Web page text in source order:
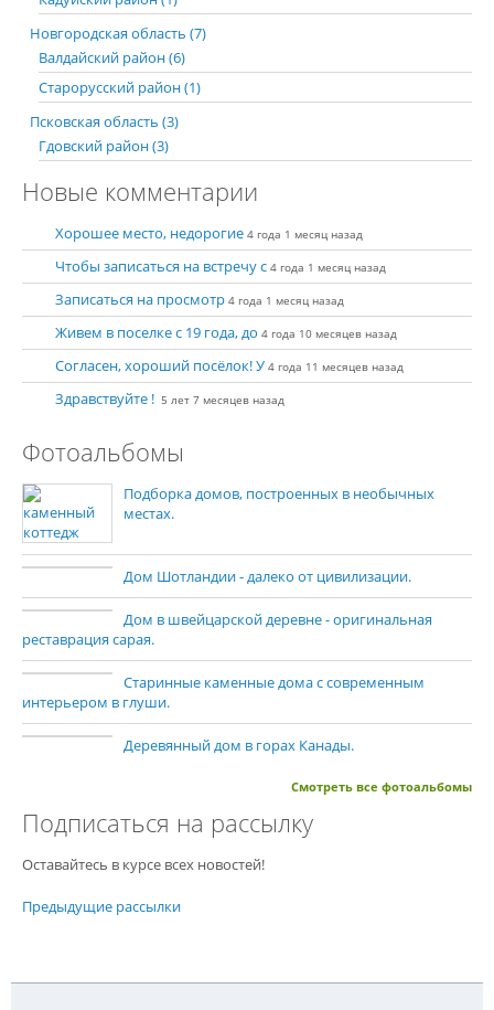
Новгородская область (7)
Валдайский район (6)
Старорусский район (1)
Псковская область (3)
Гдовский район (3)
Новые комментарии
Хорошее место, недорогие 4 года 1 месяц назад
Чтобы записаться на встречу с 4 года 1 месяц назад
Записаться на просмотр 4 года 1 месяц назад
Живем в поселке с 19 года, до 4 года 10 месяцев назад
Согласен, хороший посёлок! У 4 года 11 месяцев назад
Здравствуйте ! 5 лет 7 месяцев назад
Фотоальбомы
Подборка домов, построенных в необычных
местах.
Дом Шотландии - далеко от цивилизации.
Дом в швейцарской деревне - оригинальная
реставрация сарая.
Старинные каменные дома с современным
интерьером в глуши.
Деревянный дом в горах Канады.
Смотреть все фотоальбомы
Подписаться на рассылку
Оставайтесь в курсе всех новостей!
Предыдущие рассылки